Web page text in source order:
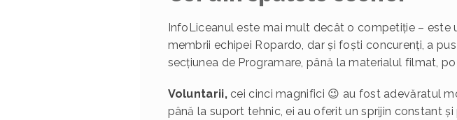
InfoLiceanul este mai mult decât o competiție –
membrii echipei Ropardo, dar și foști concurenți, a
secțiunea de Programare, până la materialul filmat,
Voluntarii, cei cinci magnifici 😉 au fost adevăratul
până la suport tehnic, ei au oferit un sprijin constant